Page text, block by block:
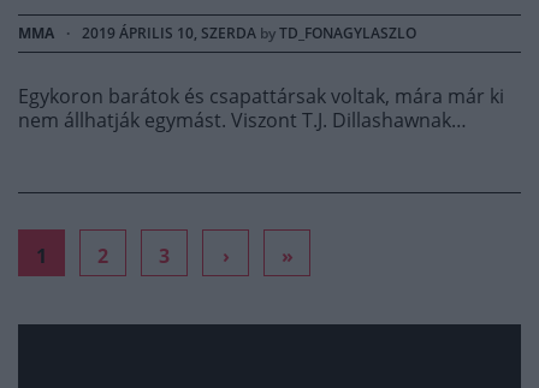
MMA · 2019 ÁPRILIS 10, SZERDA byTD_FONAGYLASZLO
Egykoron barátok és csapattársak voltak, mára már ki
nem állhatják egymást. Viszont T.J. Dillashawnak…
1 2 3 › »